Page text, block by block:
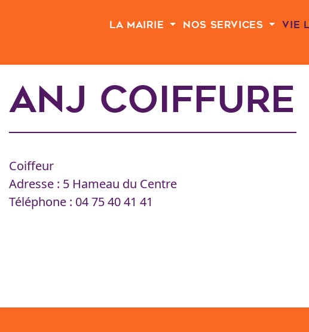
La Mairie Nos Services Vie
ANJ Coiffure
Coiffeur
Adresse : 5 Hameau du Centre
Téléphone : 04 75 40 41 41